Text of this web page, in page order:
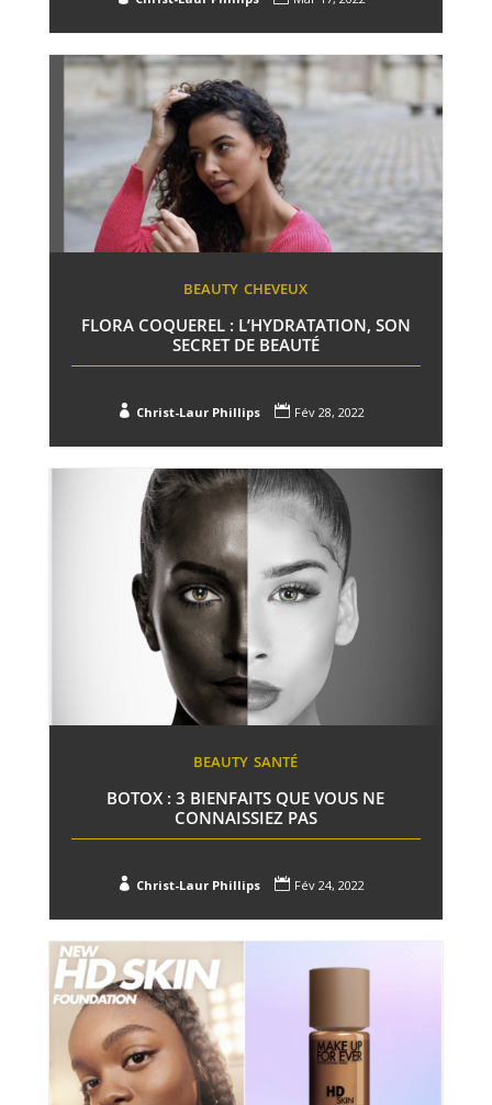
BEAUTY CHEVEUX
FLORA COQUEREL : L’HYDRATATION, SON
SECRET DE BEAUTÉ
 Christ-Laur Phillips  Fév 28, 2022
BEAUTY SANTÉ
BOTOX : 3 BIENFAITS QUE VOUS NE
CONNAISSIEZ PAS
 Christ-Laur Phillips  Fév 24, 2022